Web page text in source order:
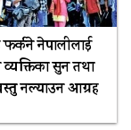
नेपालीलाई
सुन तथा
नल्याउन आग्रह